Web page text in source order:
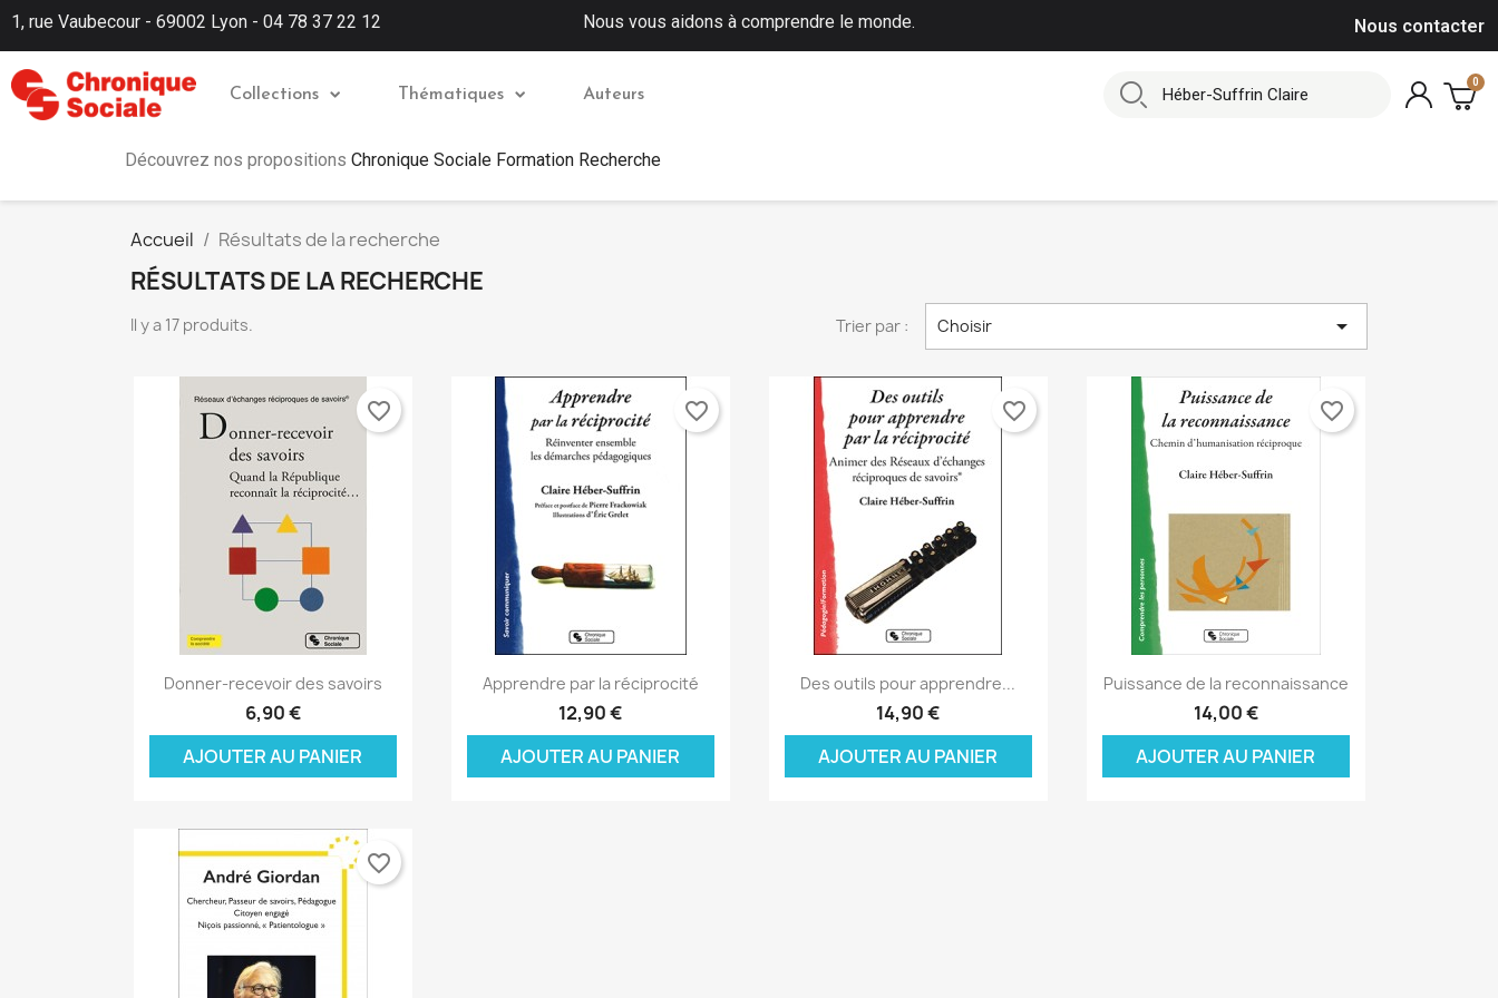
1, rue Vaubecour - 69002 Lyon - 04 78 37 22 12 Nous vous aidons à comprendre le monde. Nous contacter
Collections Thématiques Auteurs
Découvrez nos propositions Chronique Sociale Formation Recherche
Accueil Résultats de la recherche
RÉSULTATS DE LA RECHERCHE
Il y a 17 produits. Trier par : Choisir 
Aperçu rapide
Donner-recevoir des savoirs
6,90 €
AJOUTER AU PANIER
favorite_border
Aperçu rapide
Apprendre par la réciprocité
12,90 €
AJOUTER AU PANIER
favorite_border
Aperçu rapide
Des outils pour apprendre...
14,90 €
AJOUTER AU PANIER
favorite_border
Aperçu rapide
Puissance de la reconnaissance
14,00 €
AJOUTER AU PANIER
favorite_border
favorite_border